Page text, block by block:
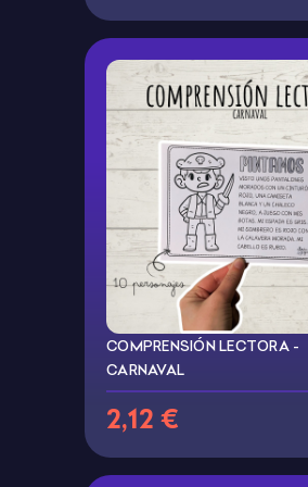
COMPRENSIÓN LECTORA -
CARNAVAL
2,12 €